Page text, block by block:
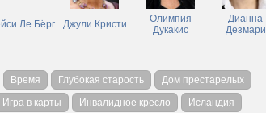
Ле Бёрг Джули Кристи
Олимпия
Дукакис
Дианна
Дезмари
Время Глубокая старость
Дом престарелых
Игра в карты Инвалидное кресло
Исландия